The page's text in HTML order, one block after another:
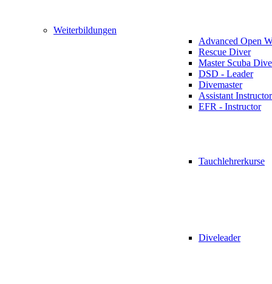
Weiterbildungen
Advanced Open
Rescue Diver
Master Scuba
DSD - Leader
Divemaster
Assistant Instructor
EFR - Instructor
Tauchlehrerkurse
Diveleader